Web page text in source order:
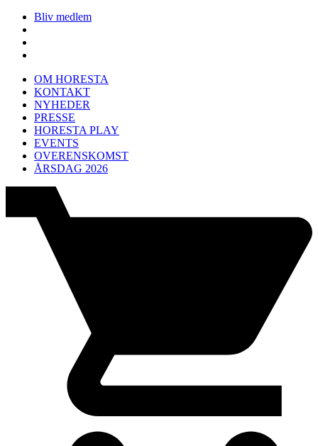
Bliv medlem
OM HORESTA
KONTAKT
NYHEDER
PRESSE
HORESTA PLAY
EVENTS
OVERENSKOMST
ÅRSDAG 2026